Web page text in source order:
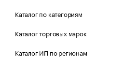
Каталог по категориям
Каталог торговых марок
Каталог ИП по регионам